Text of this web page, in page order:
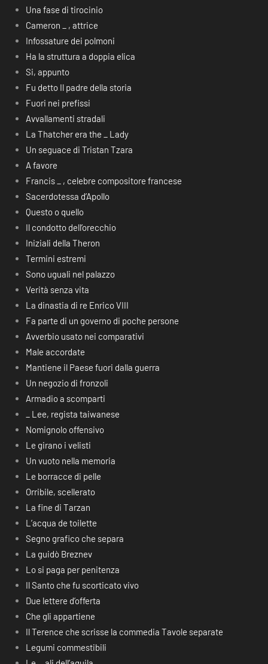
Una fase di tirocinio
Cameron _ , attrice
Infossature dei polmoni
Ha la struttura a doppia elica
Si, appunto
Fu detto Il padre della storia
Fuori nei prefissi
Avvallamenti stradali
La Thatcher era the _ Lady
Un seguace di Tristan Tzara
A favore
Francis _ , celebre compositore francese
Sacerdotessa d’Apollo
Questo o quello
Il condotto dell’orecchio
Iniziali della Theron
Termini estremi
Sono uguali nel palazzo
Verità senza vita
La dinastia di re Enrico VIII
Fa parte di un governo di poche persone
Avverbio usato nei comparativi
Male accordate
Mantiene il Paese fuori dalla guerra
Un negozio di fronzoli
Armadio a scomparti
_ Lee, regista taiwanese
Nomignolo offensivo
Le girano i velisti
Un vuoto nella memoria
Le borracce di pelle
Orribile, scellerato
La fine di Tarzan
L’acqua de toilette
Segno grafico che separa
La guidò Breznev
Lo si paga per penitenza
Il Santo che fu scorticato vivo
Due lettere d’offerta
Che gli appartiene
Il Terence che scrisse la commedia Tavole separate
Legumi commestibili